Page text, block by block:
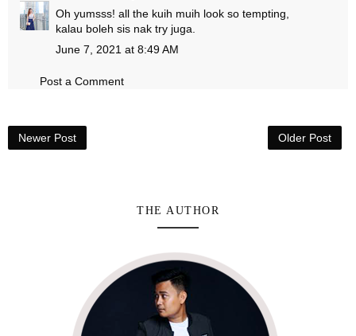
Oh yumsss! all the kuih muih look so tempting,
kalau boleh sis nak try juga.
June 7, 2021 at 8:49 AM
Post a Comment
Newer Post Older Post
THE AUTHOR